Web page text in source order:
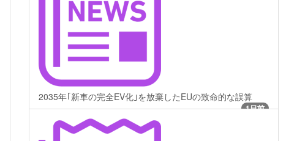
2035年｢新車の完全EV化｣を放棄したEUの致命的な誤算
1日前